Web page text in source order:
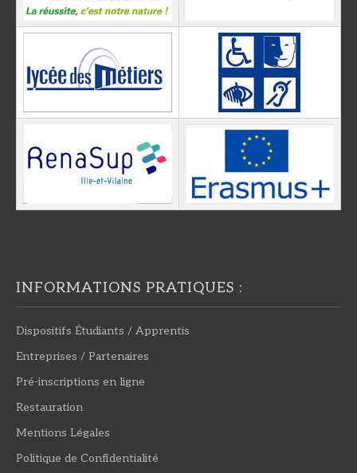
INFORMATIONS PRATIQUES :
Dispositifs Étudiants / Apprentis
Entreprises / Partenaires
Pré-inscriptions en ligne
Restauration
Mentions Légales
Politique de Confidentialité